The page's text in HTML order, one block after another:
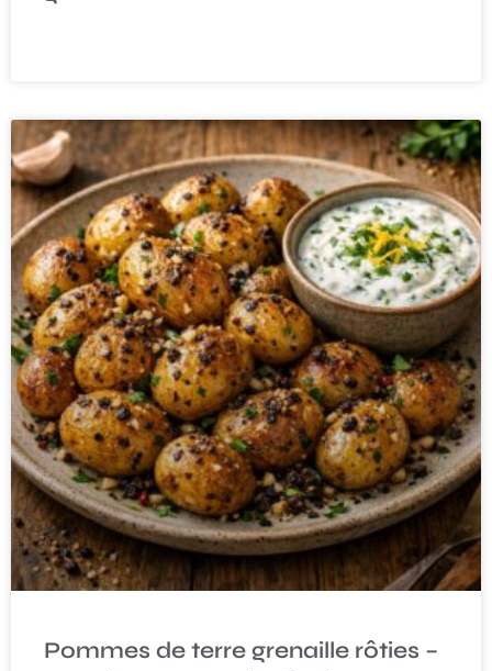
Pommes de terre grenaille rôties –